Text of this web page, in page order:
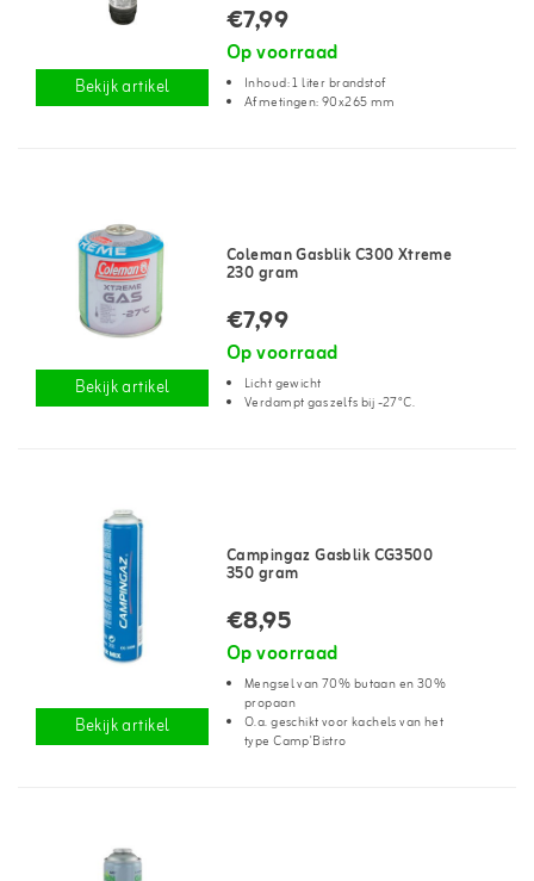
Bekijk artikel
€7,99
Op voorraad
Inhoud: 1 liter brandstof
Afmetingen: 90x265 mm
Bekijk artikel
Coleman Gasblik C300 Xtreme
230 gram
€7,99
Op voorraad
Licht gewicht
Verdampt gas zelfs bij -27°C.
Bekijk artikel
Campingaz Gasblik CG3500
350 gram
€8,95
Op voorraad
Mengsel van 70% butaan en 30%
propaan
O.a. geschikt voor kachels van het
type Camp'Bistro